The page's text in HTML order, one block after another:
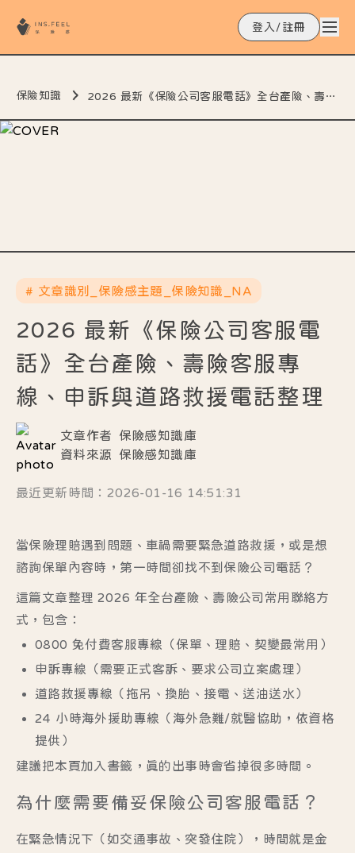
登入/註冊
保險知識 2026 最新《保險公司客服電話》全台產險、壽險客服專線、申訴與道路救援電話整理
# 文章識別_保險感主題_保險知識_NA
2026 最新《保險公司客服電
話》全台產險、壽險客服專
線、申訴與道路救援電話整理
文章作者
保險感知識庫
資料來源
保險感知識庫
最近更新時間：2026-01-16 14:51:31
當保險理賠遇到問題、車禍需要緊急道路救援，或是想
諮詢保單內容時，第一時間卻找不到保險公司電話？
這篇文章整理 2026 年全台產險、壽險公司 常用聯絡方
式，包含：
0800 免付費客服專線
（保單、理賠、契變最常用）
申訴專線
（需要正式客訴、要求公司立案處理）
道路救援專線 （拖吊、換胎、接電、送油送水）
24 小時海外援助專線 （海外急難/就醫協助，依資格
提供）
建議把本頁加入書籤，真的出事時會省掉很多時間。
為什麼需要備妥保險公司客服電話？
在緊急情況下（如交通事故、突發住院），時間就是金